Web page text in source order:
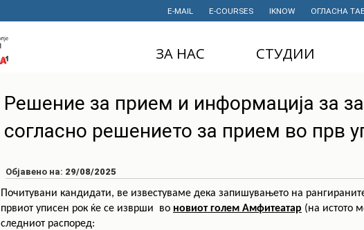
E-MAIL E-COURSES IKNOW ОГЛАСНА
ЗА НАС
ИНСТИТУТИ
ПРАВНИ АКТИ
ПРОЕКТИ
НАУЧНА
ДЕЈНОСТ
СТУДИИ
СТУДИИ
МАГИСТЕРСКИ
СТУДИИ
СТУДИИ
ПРОФЕСИОНАЛНИ
И СТРУЧНИ ОБУКИ
Решение за прием и информација за
согласно решението за прием во прв
Објавено на: 29/08/2025
Почитувани кандидати, ве известуваме дека запишувањето на
првиот уписен рок ќе се изврши во новиот голем Амфитеатар (на истото
следниот распоред: